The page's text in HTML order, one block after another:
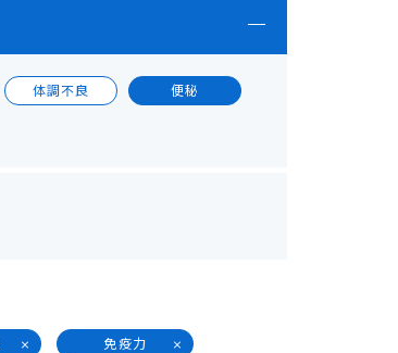
体調不良 便秘
免疫力